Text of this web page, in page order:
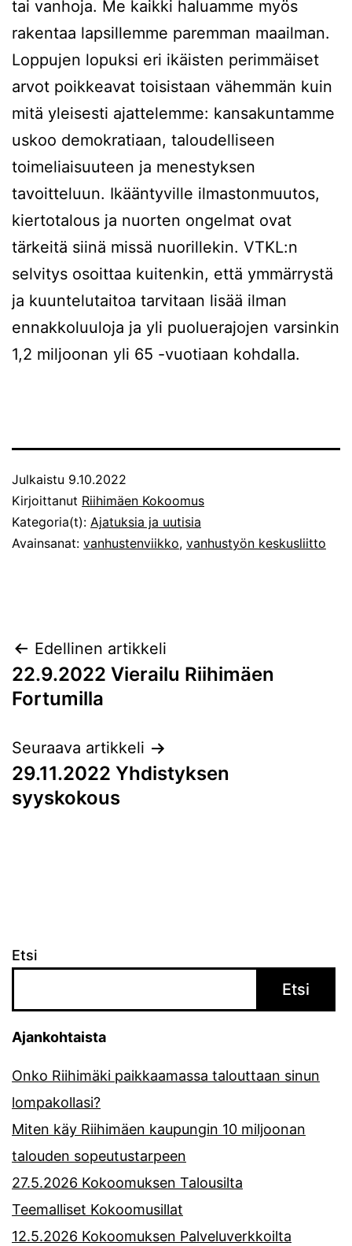
tai vanhoja. Me kaikki haluamme myös
rakentaa lapsillemme paremman maailman.
Loppujen lopuksi eri ikäisten perimmäiset
arvot poikkeavat toisistaan vähemmän kuin
mitä yleisesti ajattelemme: kansakuntamme
uskoo demokratiaan, taloudelliseen
toimeliaisuuteen ja menestyksen
tavoitteluun. Ikääntyville ilmastonmuutos,
kiertotalous ja nuorten ongelmat ovat
tärkeitä siinä missä nuorillekin. VTKL:n
selvitys osoittaa kuitenkin, että ymmärrystä
ja kuuntelutaitoa tarvitaan lisää ilman
ennakkoluuloja ja yli puoluerajojen varsinkin
1,2 miljoonan yli 65 -vuotiaan kohdalla.
Julkaistu 9.10.2022
Kirjoittanut Riihimäen Kokoomus
Kategoria(t): Ajatuksia ja uutisia
Avainsanat: vanhustenviikko, vanhustyön keskusliitto
Artikkelien
selaus
Edellinen artikkeli
22.9.2022 Vierailu Riihimäen
Fortumilla
Seuraava artikkeli
29.11.2022 Yhdistyksen
syyskokous
Etsi
Etsi
Ajankohtaista
Onko Riihimäki paikkaamassa talouttaan sinun
lompakollasi?
Miten käy Riihimäen kaupungin 10 miljoonan
talouden sopeutustarpeen
27.5.2026 Kokoomuksen Talousilta
Teemalliset Kokoomusillat
12.5.2026 Kokoomuksen Palveluverkkoilta